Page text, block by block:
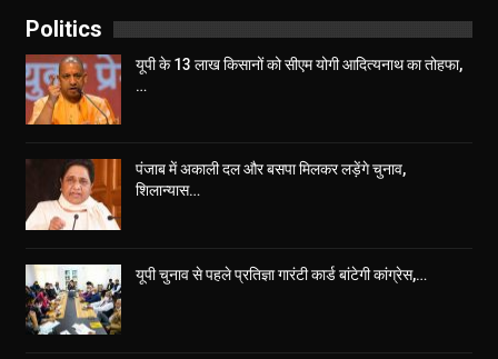
Politics
यूपी के 13 लाख किसानों को सीएम योगी आद‍ित्‍यनाथ का तोहफा,
…
पंजाब में अकाली दल और बसपा मिलकर लड़ेंगे चुनाव,
शिलान्यास…
यूपी चुनाव से पहले प्रतिज्ञा गारंटी कार्ड बांटेगी कांग्रेस,…